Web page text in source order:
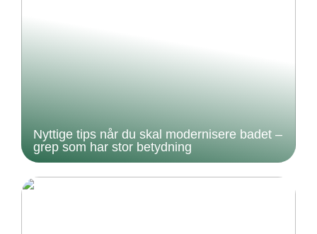
Nyttige tips når du skal modernisere badet –
grep som har stor betydning